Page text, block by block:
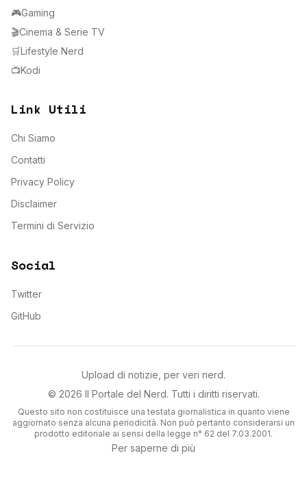
🎮Gaming
🎬Cinema & Serie TV
🛒Lifestyle Nerd
📺Kodi
Link Utili
Chi Siamo
Contatti
Privacy Policy
Disclaimer
Termini di Servizio
Social
Twitter
GitHub
Upload di notizie, per veri nerd.
© 2026 Il Portale del Nerd. Tutti i diritti riservati.
Questo sito non costituisce una testata giornalistica in quanto viene
aggiornato senza alcuna periodicità. Non può pertanto considerarsi un
prodotto editoriale ai sensi della legge n° 62 del 7.03.2001.
Per saperne di più